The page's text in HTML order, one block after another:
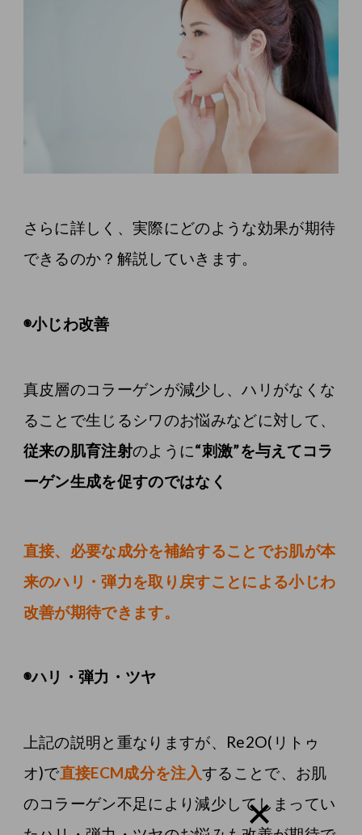
さらに詳しく、実際にどのような効果が期待
できるのか？解説していきます。
◉小じわ改善
真皮層のコラーゲンが減少し、ハリがなくな
ることで生じるシワのお悩みなどに対して、
従来の肌育注射のように“刺激”を与えてコラ
ーゲン生成を促すのではなく
直接、必要な成分を補給することでお肌が本
来のハリ・弾力を取り戻すことによる小じわ
改善が期待できます。
◉ハリ・弾力・ツヤ
上記の説明と重なりますが、Re2O(リトゥ
オ)で直接ECM成分を注入することで、お肌
のコラーゲン不足により減少してしまってい